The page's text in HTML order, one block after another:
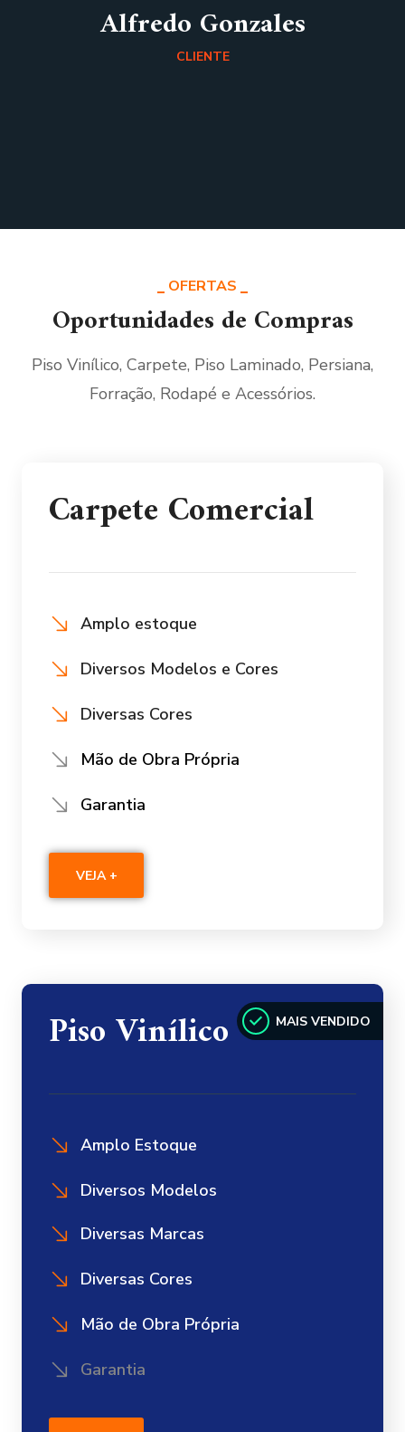
Alfredo Gonzales
CLIENTE
OFERTAS
Oportunidades de Compras
Piso Vinílico, Carpete, Piso Laminado, Persiana,
Forração, Rodapé e Acessórios.
Carpete Comercial
Amplo estoque
Diversos Modelos e Cores
Diversas Cores
Mão de Obra Própria
Garantia
VEJA +
MAIS VENDIDO
Piso Vinílico
Amplo Estoque
Diversos Modelos
Diversas Marcas
Diversas Cores
Mão de Obra Própria
Garantia